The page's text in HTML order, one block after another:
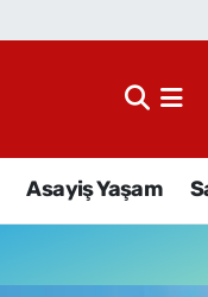
Asayiş Yaşam